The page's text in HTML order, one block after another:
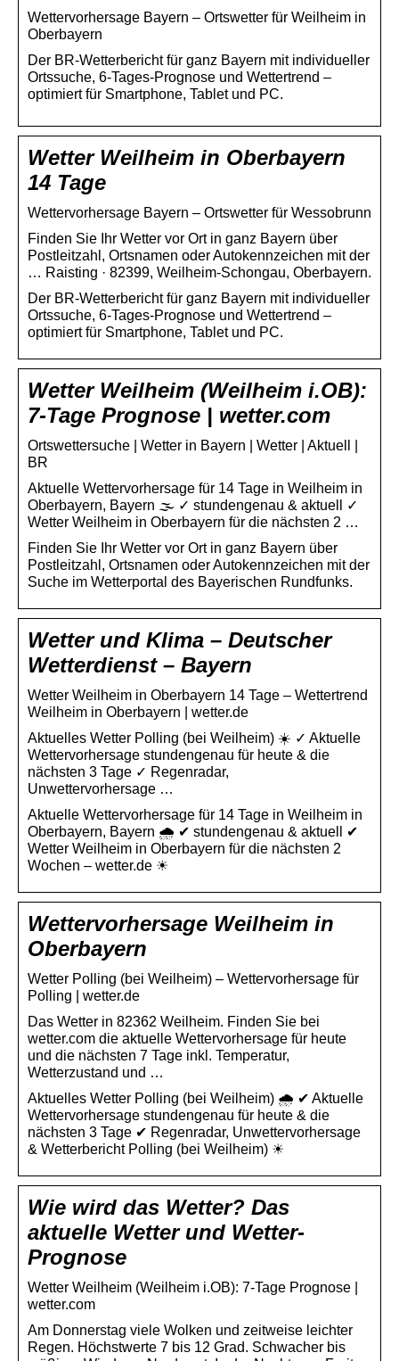
Wettervorhersage Bayern – Ortswetter für Weilheim in
Oberbayern
Der BR-Wetterbericht für ganz Bayern mit individueller
Ortssuche, 6-Tages-Prognose und Wettertrend –
optimiert für Smartphone, Tablet und PC.
Wetter Weilheim in Oberbayern
14 Tage
Wettervorhersage Bayern – Ortswetter für Wessobrunn
Finden Sie Ihr Wetter vor Ort in ganz Bayern über
Postleitzahl, Ortsnamen oder Autokennzeichen mit der
… Raisting · 82399, Weilheim-Schongau, Oberbayern.
Der BR-Wetterbericht für ganz Bayern mit individueller
Ortssuche, 6-Tages-Prognose und Wettertrend –
optimiert für Smartphone, Tablet und PC.
Wetter Weilheim (Weilheim i.OB):
7-Tage Prognose | wetter.com
Ortswettersuche | Wetter in Bayern | Wetter | Aktuell |
BR
Aktuelle Wettervorhersage für 14 Tage in Weilheim in
Oberbayern, Bayern 🌫️ ✓ stundengenau & aktuell ✓
Wetter Weilheim in Oberbayern für die nächsten 2 …
Finden Sie Ihr Wetter vor Ort in ganz Bayern über
Postleitzahl, Ortsnamen oder Autokennzeichen mit der
Suche im Wetterportal des Bayerischen Rundfunks.
Wetter und Klima – Deutscher
Wetterdienst – Bayern
Wetter Weilheim in Oberbayern 14 Tage – Wettertrend
Weilheim in Oberbayern | wetter.de
Aktuelles Wetter Polling (bei Weilheim) ☀️ ✓ Aktuelle
Wettervorhersage stundengenau für heute & die
nächsten 3 Tage ✓ Regenradar,
Unwettervorhersage …
Aktuelle Wettervorhersage für 14 Tage in Weilheim in
Oberbayern, Bayern 🌧️ ✔ stundengenau & aktuell ✔
Wetter Weilheim in Oberbayern für die nächsten 2
Wochen – wetter.de ☀
Wettervorhersage Weilheim in
Oberbayern
Wetter Polling (bei Weilheim) – Wettervorhersage für
Polling | wetter.de
Das Wetter in 82362 Weilheim. Finden Sie bei
wetter.com die aktuelle Wettervorhersage für heute
und die nächsten 7 Tage inkl. Temperatur,
Wetterzustand und …
Aktuelles Wetter Polling (bei Weilheim) 🌧️ ✔ Aktuelle
Wettervorhersage stundengenau für heute & die
nächsten 3 Tage ✔ Regenradar, Unwettervorhersage
& Wetterbericht Polling (bei Weilheim) ☀
Wie wird das Wetter? Das
aktuelle Wetter und Wetter-
Prognose
Wetter Weilheim (Weilheim i.OB): 7-Tage Prognose |
wetter.com
Am Donnerstag viele Wolken und zeitweise leichter
Regen. Höchstwerte 7 bis 12 Grad. Schwacher bis